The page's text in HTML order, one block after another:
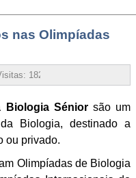
nas Olimpíadas
182466
Biologia Séniorsão um
Biologia, destinado a
ou privado.
Olimpíadas de Biologia